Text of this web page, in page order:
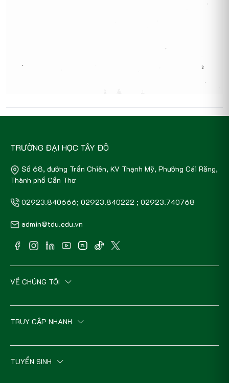
TRƯỜNG ĐẠI HỌC TÂY ĐÔ
Số 68, đường Trần Chiên, KV Thạnh Mỹ, Phường Cái Răng,
Thành phố Cần Thơ
02923.840666; 02923.840222 ; 02923.740768
admin@tdu.edu.vn
VỀ CHÚNG TÔI
TRUY CẬP NHANH
TUYỂN SINH